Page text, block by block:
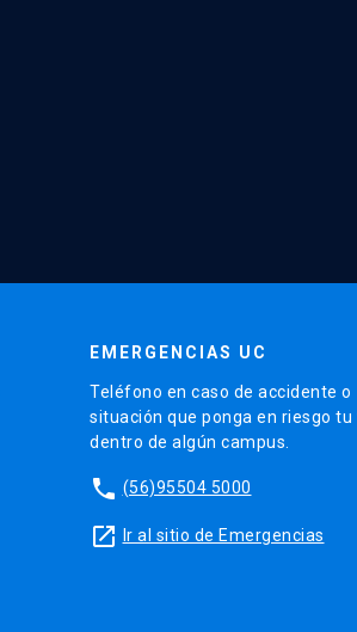
EMERGENCIAS UC
Teléfono en caso de accidente o
situación que ponga en riesgo tu
dentro de algún campus.
phone (56)95504 5000
launch Ir al sitio de Emergencias